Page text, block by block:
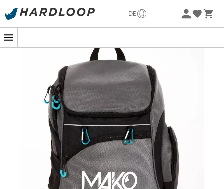
DE
Sommerangebote🔥 -5% EXTRA ab 2 Produkten* Code